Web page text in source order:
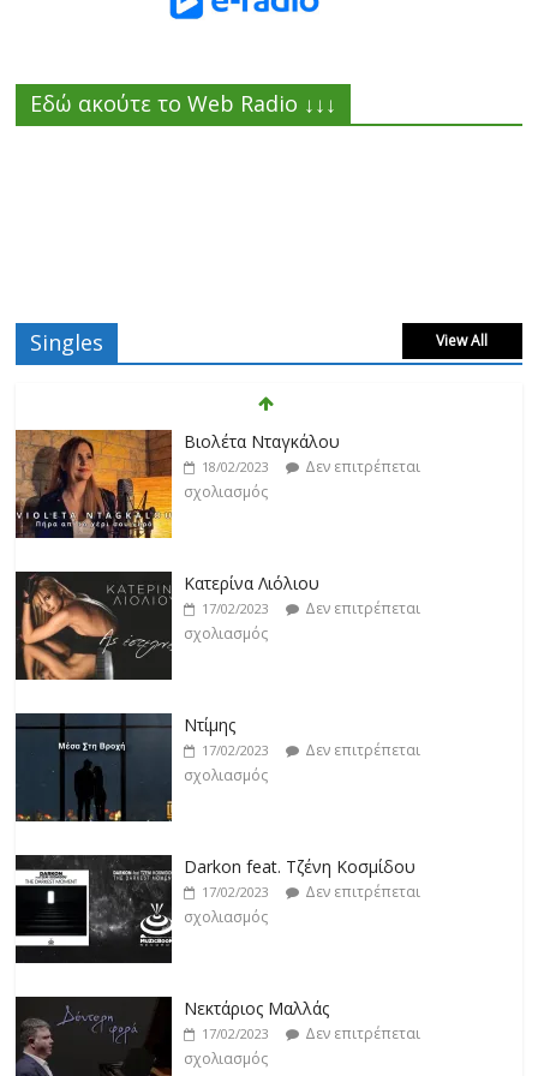
Εδώ ακούτε το Web Radio ↓↓↓
Singles View All
Βιολέτα Νταγκάλου
18/02/2023
Δεν επιτρέπεται
σχολιασμός
Κατερίνα Λιόλιου
17/02/2023
Δεν επιτρέπεται
σχολιασμός
Ντίμης
17/02/2023
Δεν επιτρέπεται
σχολιασμός
Darkon feat. Τζένη Κοσμίδου
17/02/2023
Δεν επιτρέπεται
σχολιασμός
Νεκτάριος Μαλλάς
17/02/2023
Δεν επιτρέπεται
σχολιασμός